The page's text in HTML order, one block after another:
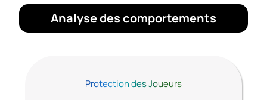
Analyse des comportements
Protection des Joueurs